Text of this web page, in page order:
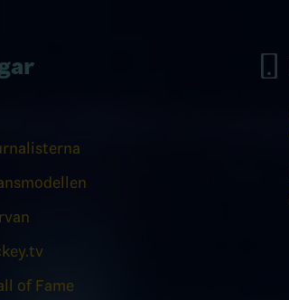
of Fame